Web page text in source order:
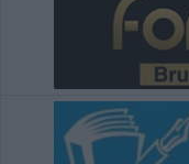
σημείο
7 Αυγούστου 2026, 17:07
Ενισχύθηκαν
στην πυρκαγιά
Στεφάνι
7 Αυγούστου 2026, 16:58